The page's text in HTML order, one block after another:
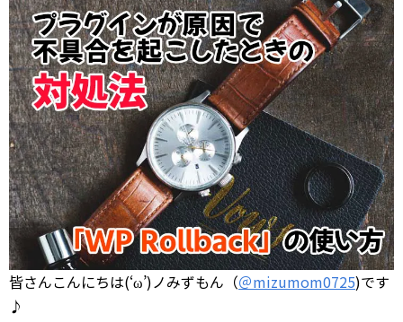
皆さんこんにちは(‘ω’)ノみずもん（＠mizumom0725)です
♪